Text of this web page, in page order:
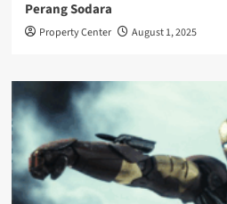
Perang Sodara
Property Center August 1, 2025